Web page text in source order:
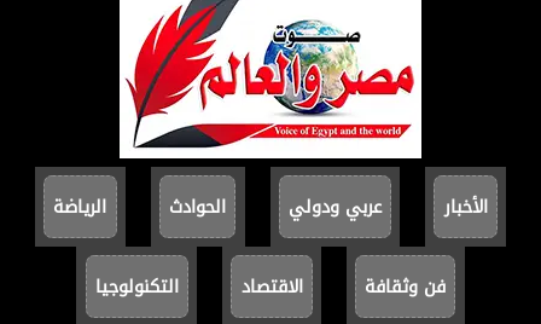
الأخبار عربي ودولي الحوادث الرياضة
فن وثقافة الاقتصاد التكنولوجيا